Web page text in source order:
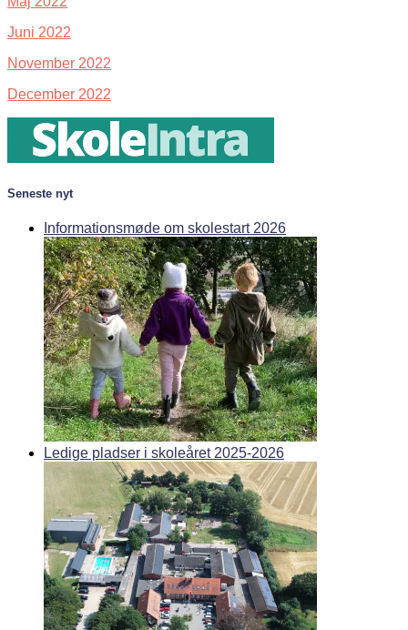
Juni 2022
November 2022
December 2022
Seneste nyt
Informationsmøde om skolestart 2026
Ledige pladser i skoleåret 2025-2026